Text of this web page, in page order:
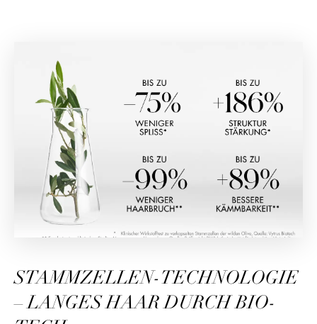
STAMMZELLEN-TECHNOLOGIE
– LANGES HAAR DURCH BIO-